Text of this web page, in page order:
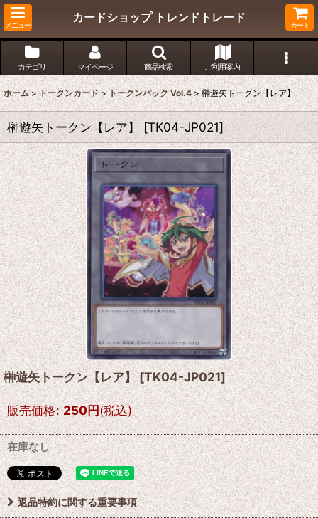
メニュー
カードショップ トレンドトレード
カート
カテゴリ マイページ 商品検索 ご利用案内
ホーム > トークンカード > トークンパック Vol.4 > 榊遊矢トークン【レア】
榊遊矢トークン【レア】 [TK04-JP021]
榊遊矢トークン【レア】[TK04-JP021]
販売価格: 250円(税込)
在庫なし
返品特約に関する重要事項